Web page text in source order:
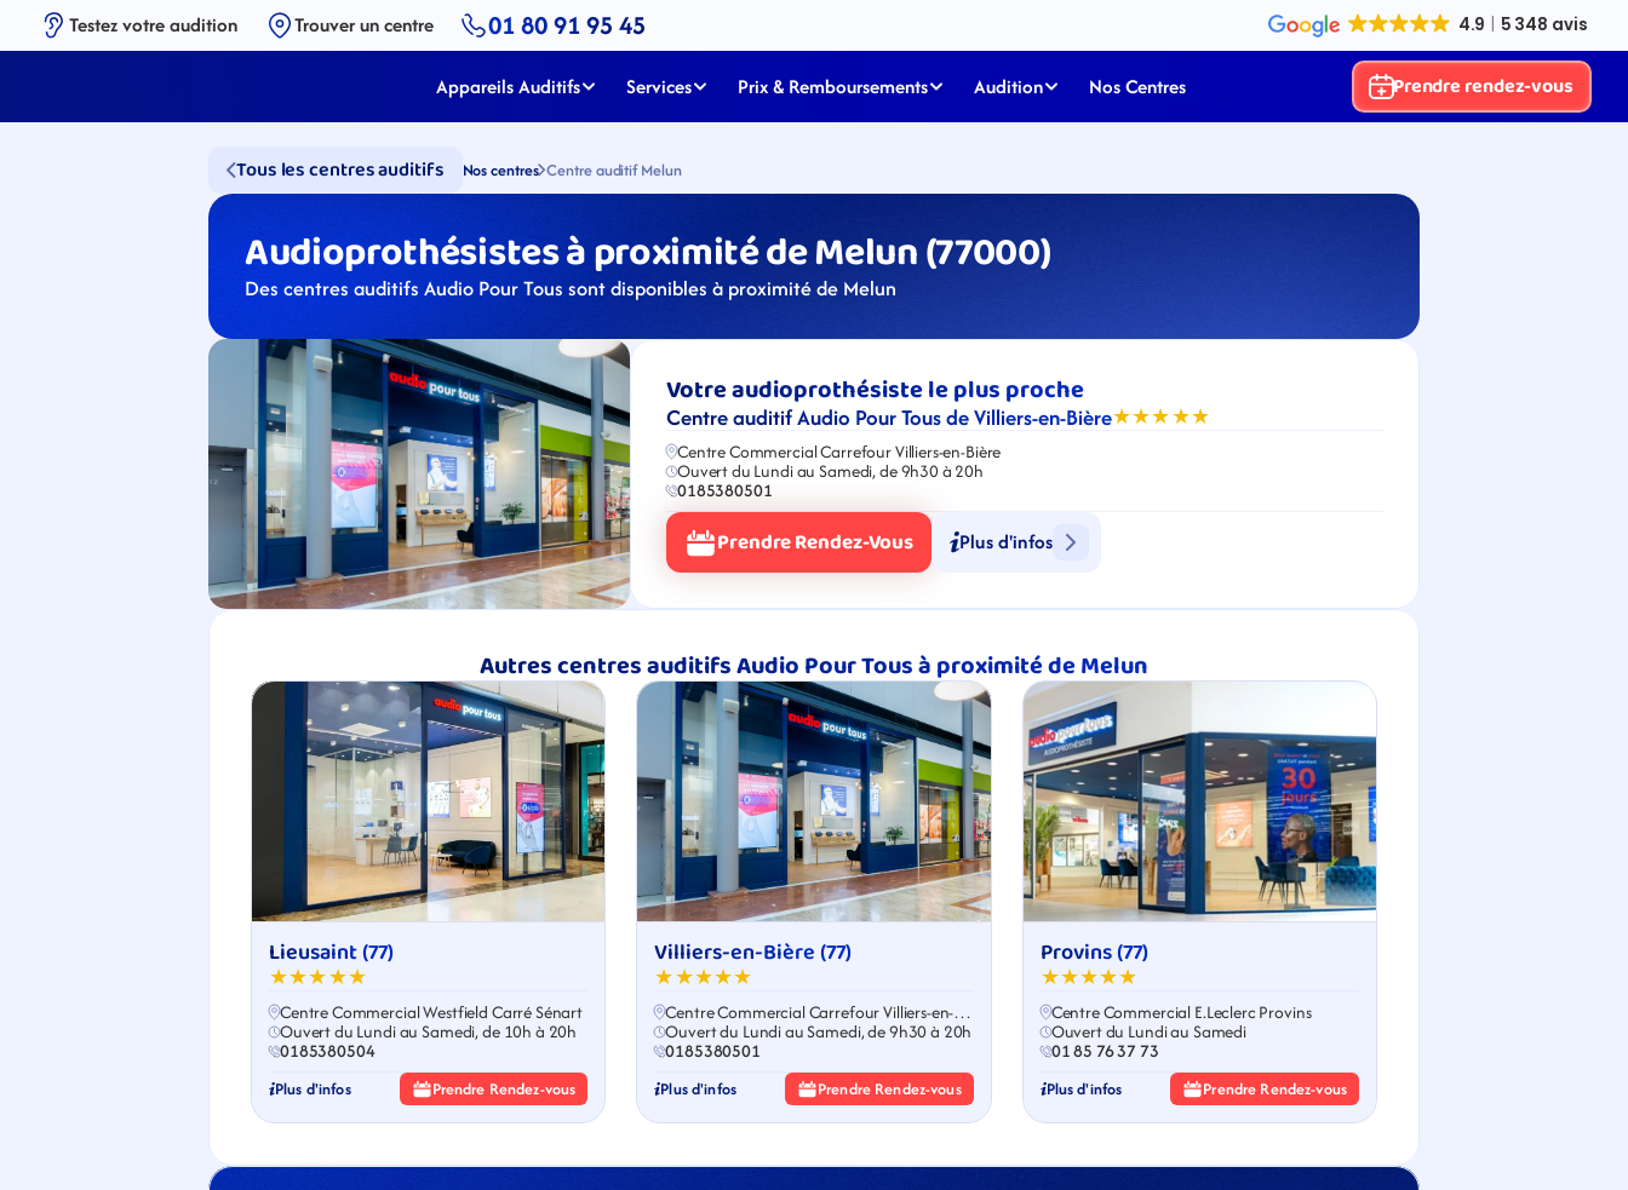
Testez votre audition Trouver un centre 01 80 91 95 45
Appareils Auditifs Services Prix & Remboursements Audition Nos Centres Prendre rendez-vous
Tous les centres auditifs Nos centres Centre auditif Melun
Audioprothésistes à proximité de Melun (77000)
Des centres auditifs Audio Pour Tous sont disponibles à proximité de Melun
Votre audioprothésiste le plus proche
Centre auditif Audio Pour Tous de Villiers-en-Bière★★★★★
Centre Commercial Carrefour Villiers-en-Bière
Ouvert du Lundi au Samedi, de 9h30 à 20h
0185380501
Prendre Rendez-Vous Plus d'infos
Autres centres auditifs Audio Pour Tous à proximité de Melun
Lieusaint (77)
★★★★★
Centre Commercial Westfield Carré Sénart
Ouvert du Lundi au Samedi, de 10h à 20h
0185380504
Plus d'infos Prendre Rendez-vous
Villiers-en-Bière (77)
★★★★★
Centre Commercial Carrefour Villiers-en-
Bière
Ouvert du Lundi au Samedi, de 9h30 à 20h
0185380501
Plus d'infos Prendre Rendez-vous
Provins (77)
★★★★★
Centre Commercial E.Leclerc Provins
Ouvert du Lundi au Samedi
01 85 76 37 73
Plus d'infos Prendre Rendez-vous